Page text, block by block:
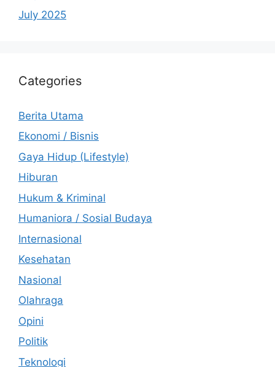
July 2025
Categories
Berita Utama
Ekonomi / Bisnis
Gaya Hidup (Lifestyle)
Hiburan
Hukum & Kriminal
Humaniora / Sosial Budaya
Internasional
Kesehatan
Nasional
Olahraga
Opini
Politik
Teknologi